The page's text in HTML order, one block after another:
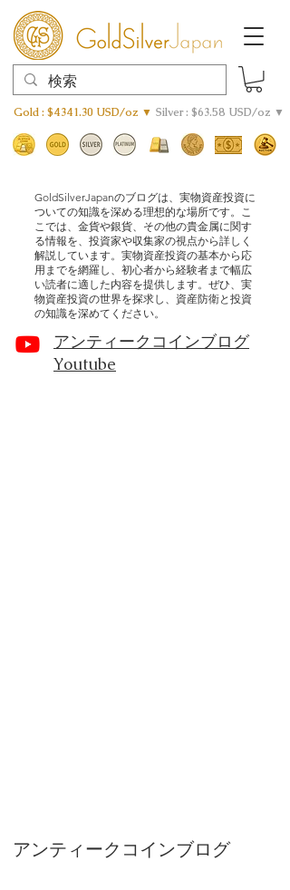
Gold : $4341.30 USD/oz ▼ Silver : $63.58 USD/oz ▼
GoldSilverJapanのブログは、実物資産投資に
ついての知識を深める理想的な場所です。こ
こでは、金貨や銀貨、その他の貴金属に関す
る情報を、投資家や収集家の視点から詳しく
解説しています。実物資産投資の基本から応
用までを網羅し、初心者から経験者まで幅広
い読者に適した内容を提供します。ぜひ、実
物資産投資の世界を探求し、資産防衛と投資
の知識を深めてください。
アンティークコインブログ
Youtube
アンティークコインブログ